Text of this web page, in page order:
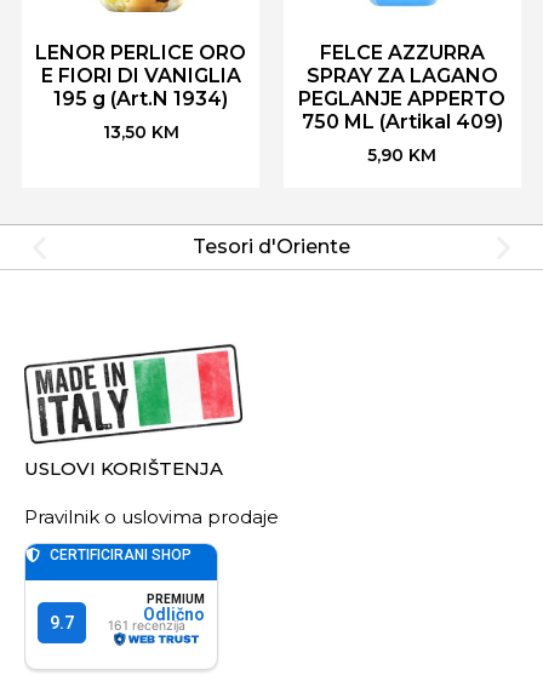
LENOR PERLICE ORO
E FIORI DI VANIGLIA
195 g (Art.N 1934)
13,50 KM
FELCE AZZURRA
SPRAY ZA LAGANO
PEGLANJE APPERTO
750 ML (Artikal 409)
5,90 KM
Tesori d'Oriente
USLOVI KORIŠTENJA
Pravilnik o uslovima prodaje